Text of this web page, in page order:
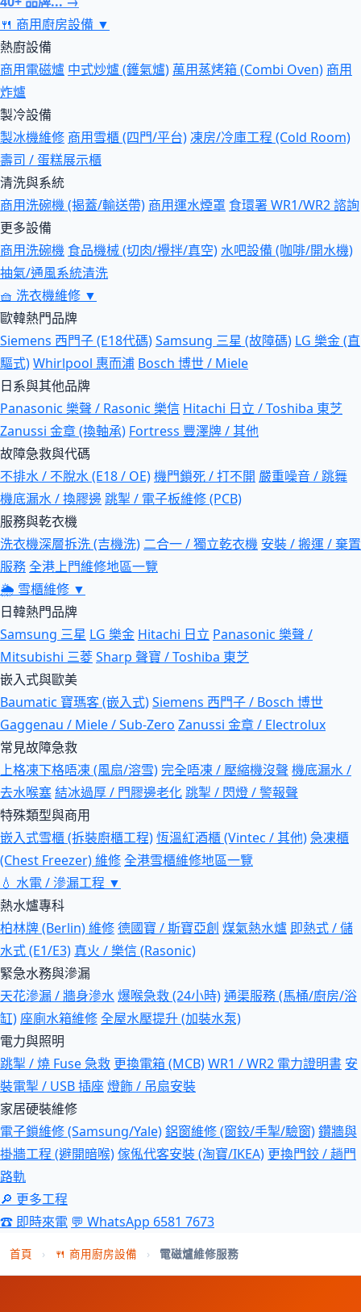
🍴 商用廚房設備 ▼
熱廚設備
商用電磁爐 中式炒爐 (鑊氣爐) 萬用蒸烤箱 (Combi Oven) 商用
炸爐
製冷設備
製冰機維修 商用雪櫃 (四門/平台)凍房/冷庫工程 (Cold Room)
壽司 / 蛋糕展示櫃
清洗與系統
商用洗碗機 (揭蓋/輸送帶) 商用運水煙罩 食環署 WR1/WR2 諮詢
更多設備
商用洗碗機 食品機械 (切肉/攪拌/真空)水吧設備 (咖啡/開水機)
抽氣/通風系統清洗
🧺 洗衣機維修 ▼
歐韓熱門品牌
Siemens 西門子 (E18代碼)Samsung 三星 (故障碼) LG 樂金 (直
驅式)Whirlpool 惠而浦 Bosch 博世 / Miele
日系與其他品牌
Panasonic 樂聲 / Rasonic 樂信 Hitachi 日立 / Toshiba 東芝
Zanussi 金章 (換軸承) Fortress 豐澤牌 / 其他
故障急救與代碼
不排水 / 不脫水 (E18 / OE)機門鎖死 / 打不開 嚴重噪音 / 跳舞
機底漏水 / 換膠邊跳掣 / 電子板維修 (PCB)
服務與乾衣機
洗衣機深層拆洗 (吉機洗) 二合一 / 獨立乾衣機 安裝 / 搬運 / 棄置
服務全港上門維修地區一覽
🌦 雪櫃維修 ▼
日韓熱門品牌
Samsung 三星 LG 樂金 Hitachi 日立 Panasonic 樂聲 /
Mitsubishi 三菱Sharp 聲寶 / Toshiba 東芝
嵌入式與歐美
Baumatic 寶瑪客 (嵌入式)Siemens 西門子 / Bosch 博世
Gaggenau / Miele / Sub-Zero Zanussi 金章 / Electrolux
常見故障急救
上格凍下格唔凍 (風扇/溶雪)完全唔凍 / 壓縮機沒聲 機底漏水 /
去水喉塞結冰過厚 / 門膠邊老化跳掣 / 閃燈 / 警報聲
特殊類型與商用
嵌入式雪櫃 (拆裝廚櫃工程)恆溫紅酒櫃 (Vintec / 其他)急凍櫃
(Chest Freezer) 維修全港雪櫃維修地區一覽
💧 水電 / 滲漏工程 ▼
熱水爐專科
柏林牌 (Berlin) 維修德國寶 / 斯寶亞創 煤氣熱水爐 即熱式 / 儲
水式 (E1/E3) 真火 / 樂信 (Rasonic)
緊急水務與滲漏
天花滲漏 / 牆身滲水爆喉急救 (24小時)通渠服務 (馬桶/廚房/浴
缸) 座廁水箱維修全屋水壓提升 (加裝水泵)
電力與照明
跳掣 / 燒 Fuse 急救 更換電箱 (MCB)WR1 / WR2 電力證明書 安
裝電掣 / USB 插座燈飾 / 吊扇安裝
家居硬裝維修
電子鎖維修 (Samsung/Yale)鋁窗維修 (窗鉸/手掣/驗窗)鑽牆與
掛牆工程 (避開暗喉)傢俬代客安裝 (淘寶/IKEA) 更換門鉸 / 趟門
路軌
🔎 更多工程
☎ 即時來電 💬 WhatsApp 6581 7673
首頁 › 🍴 商用廚房設備 › 電磁爐維修服務